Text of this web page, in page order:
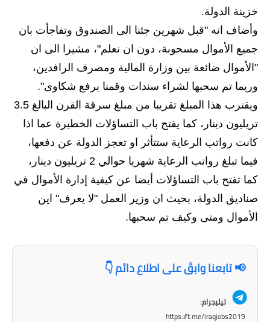
المرحلة المتوسطة
المرحلة الاعدادية
اسئلة وزارية
المرحلة الابتدائية
المرحلة المتوسطة
المرحلة الاعدادية
المرحلة الابتدائية
المرحلة المتوسطة
خزينة الدولة.
وأضاف انه "قبل شهرين جئنا الى الصندوق وتفاجأت بان
جميع الأموال مسحوبة، دون ان نعلم"، مشيرا الى ان
"الأموال ضائعة بين وزارة المالية ومصرف الرافدين،
وربما تم سحبها لشراء سندات وقمنا برفع شكاوى".
ويقترب هذا المبلغ تقريبا من مبلغ سرقة القرن البالغ 3.5
تريليون دينار، كما يفتح باب التساؤلات الخطيرة عما اذا
كانت رواتب الرعاية ستتأثر او تعجز الدولة عن دفعها،
فيما تبلغ رواتب الرعاية شهريا حوالي 2 تريليون دينار،
كما تفتح باب التساؤلات أيضا عن كيفية إدارة الأموال في
صناديق الدولة، بحيث ان وزير العمل "لا يعرف" اين
الأموال ومتى وكيف تم سحبها.
📢 تابعنا وابقَ على اطلاع دائم 👇
تيليجرام:
https://t.me/iraqjobs2019